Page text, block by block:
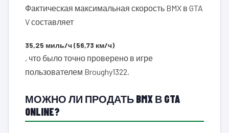
Фактическая максимальная скорость BMX в GTA
V составляет
35,25 миль/ч (56,73 км/ч)
, что было точно проверено в игре
пользователем Broughy1322.
МОЖНО ЛИ ПРОДАТЬ BMX В GTA
ONLINE?